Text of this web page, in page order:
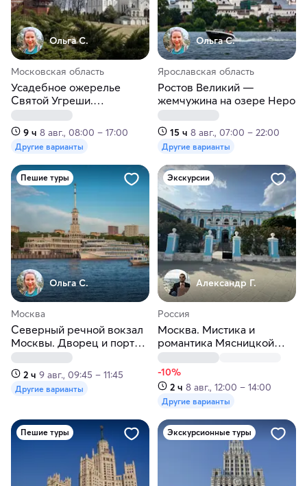
Ольга С.
Московская область
Усадебное ожерелье
Святой Угреши.
Подмосковье
9 ч 8 авг., 08:00 – 17:00
Другие варианты
Ольга С.
Ярославская область
Ростов Великий —
жемчужина на озере Неро
15 ч 8 авг., 07:00 – 22:00
Другие варианты
Пешие туры
Ольга С.
Москва
Северный речной вокзал
Москвы. Дворец и порт
пяти морей
2 ч 9 авг., 09:45 – 11:45
Другие варианты
Экскурсии
Александр Г.
Россия
Москва. Мистика и
романтика Мясницкой
улицы
-10%
2 ч 8 авг., 12:00 – 14:00
Другие варианты
Пешие туры Экскурсионные туры